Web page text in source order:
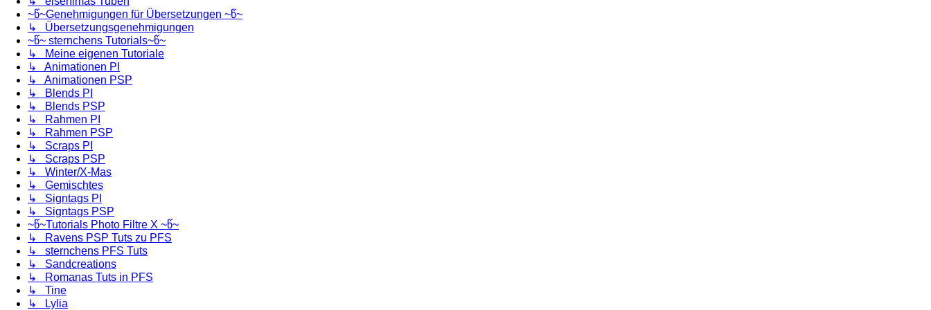
~წ~Genehmigungen für Übersetzungen ~წ~
↳ Übersetzungsgenehmigungen
~წ~ sternchens Tutorials~წ~
↳ Meine eigenen Tutoriale
↳ Animationen PI
↳ Animationen PSP
↳ Blends PI
↳ Blends PSP
↳ Rahmen PI
↳ Rahmen PSP
↳ Scraps PI
↳ Scraps PSP
↳ Winter/X-Mas
↳ Gemischtes
↳ Signtags PI
↳ Signtags PSP
~წ~Tutorials Photo Filtre X ~წ~
↳ Ravens PSP Tuts zu PFS
↳ sternchens PFS Tuts
↳ Sandcreations
↳ Romanas Tuts in PFS
↳ Tine
↳ Lylia